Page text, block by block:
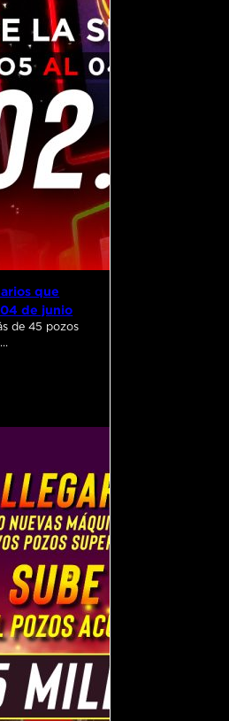
que
de junio
de 45 pozos